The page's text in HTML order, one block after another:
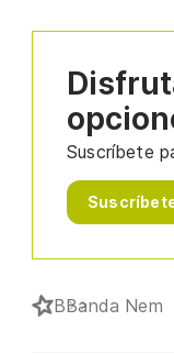
Suscríbete
BBanda Nem